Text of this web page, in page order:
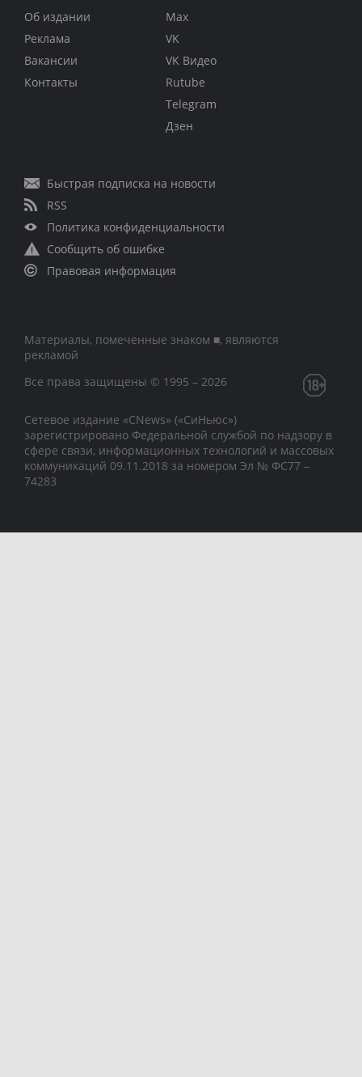
Об издании
Реклама
Вакансии
Контакты
Max
VK
VK Видео
Rutube
Telegram
Дзен
Быстрая подписка на новости
RSS
Политика конфиденциальности
Сообщить об ошибке
Правовая информация
Материалы, помеченные знаком ■, являются
рекламой
Все права защищены © 1995 – 2026
Сетевое издание «CNews» («СиНьюс»)
зарегистрировано Федеральной службой по надзору в
сфере связи, информационных технологий и массовых
коммуникаций 09.11.2018 за номером Эл № ФС77 –
74283